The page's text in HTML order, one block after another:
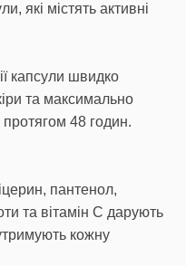
які містять активні
капсули швидко
та максимально
48 годин.
пантенол,
та вітамін С дарують
кожну